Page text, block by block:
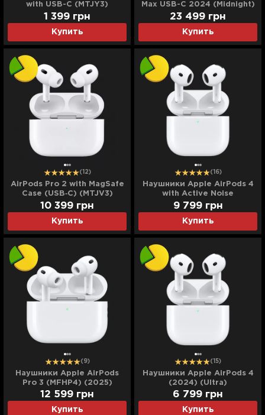
with USB-C (MTJY3)
Купить
1 399 грн
Max USB-C 2024 (Midnight)
(Ultra)
Купить
23 499 грн
(12)
AirPods Pro 2 with MagSafe
Case (USB‑C) (MTJV3)
(2023) (Ultra)
Купить
10 399 грн
(16)
Наушники Apple AirPods 4
with Active Noise
Cancellation (MXP93)
(2024) (Ultra)
Купить
9 799 грн
(9)
Наушники Apple AirPods
Pro 3 (MFHP4) (2025)
(Ultra)
Купить
12 599 грн
(15)
Наушники Apple AirPods 4
(2024) (Ultra)
Купить
6 799 грн